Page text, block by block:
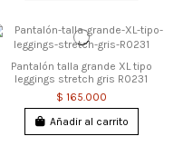
Pantalón talla grande XL tipo
leggings stretch gris R0231
$ 165.000
Añadir al carrito